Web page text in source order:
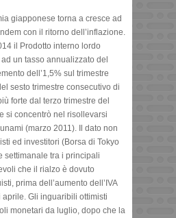
giapponese torna a cresce ad
con il ritorno dell’inflazione.
il Prodotto interno lordo
un tasso annualizzato del
dell’1,5% sul trimestre
sesto trimestre consecutivo di
forte dal terzo trimestre del
si concentrò nel risollevarsi
(marzo 2011). Il dato non
ed investitori (Borsa di Tokyo
settimanale tra i principali
che il rialzo è dovuto
prima dell’aumento dell’IVA
Gli inguaribili ottimisti
monetari da luglio, dopo che la